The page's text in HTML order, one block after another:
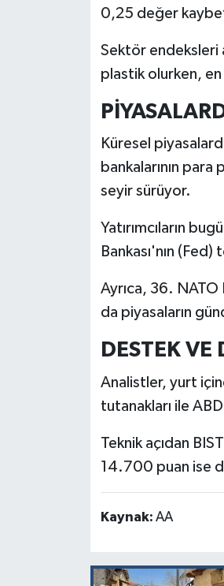
0,25 değer
Sektör endeksleri
plastik olurken,
Küresel
bankalarının
seyir sürüyor.
Yatırımcıların
Bankası'nın
Ayrıca, 36.
da piyasaların
DESTEK VE
Analistler, yurt
tutanakları ile
Teknik açıdan
14.700 puan ise
Kaynak: AA
Otomobil
Teknoloji